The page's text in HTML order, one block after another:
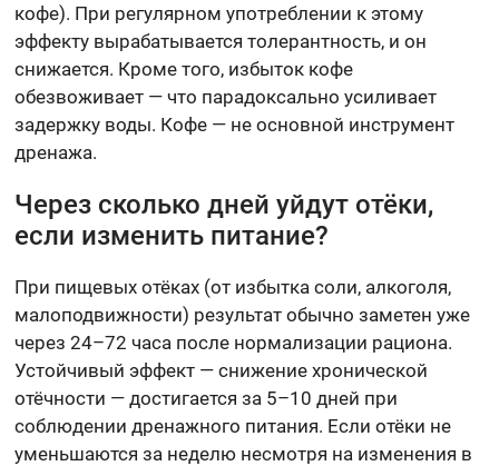
кофе). При регулярном употреблении к этому
эффекту вырабатывается толерантность, и он
снижается. Кроме того, избыток кофе
обезвоживает — что парадоксально усиливает
задержку воды. Кофе — не основной инструмент
дренажа.
Через сколько дней уйдут отёки,
если изменить питание?
При пищевых отёках (от избытка соли, алкоголя,
малоподвижности) результат обычно заметен уже
через 24–72 часа после нормализации рациона.
Устойчивый эффект — снижение хронической
отёчности — достигается за 5–10 дней при
соблюдении дренажного питания. Если отёки не
уменьшаются за неделю несмотря на изменения в